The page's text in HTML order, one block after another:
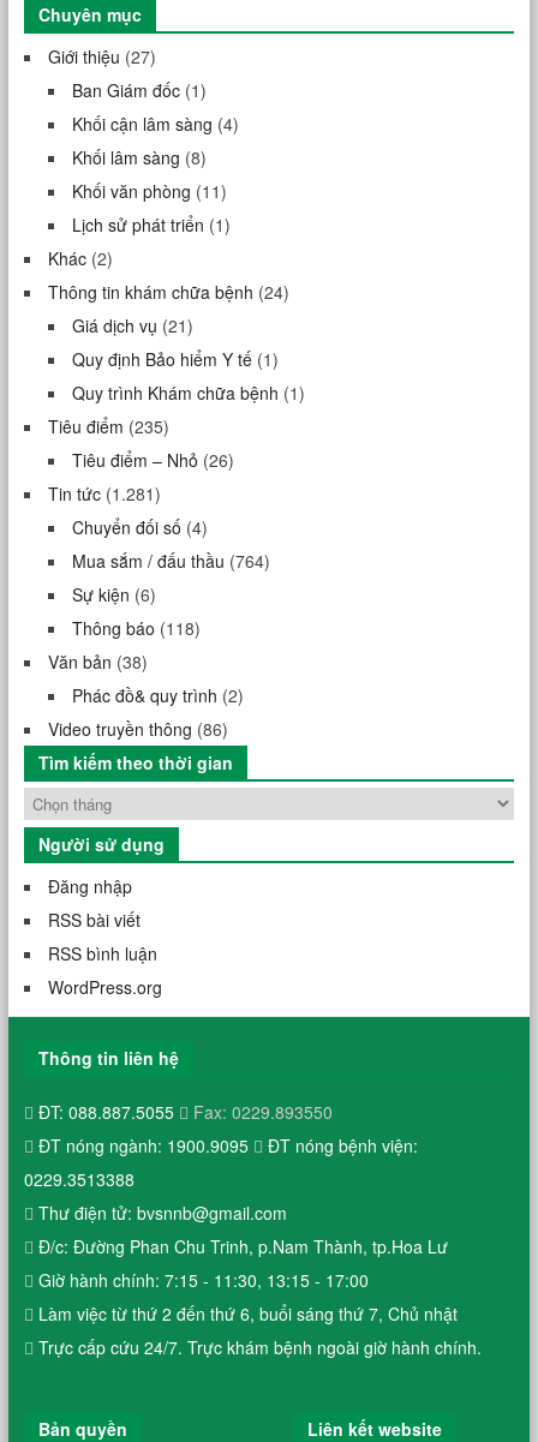
Chuyên mục
Giới thiệu (27)
Ban Giám đốc(1)
Khối cận lâm sàng (4)
Khối lâm sàng (8)
Khối văn phòng (11)
Lịch sử phát triển (1)
Khác(2)
Thông tin khám chữa bệnh (24)
Giá dịch vụ (21)
Quy định Bảo hiểm Y tế(1)
Quy trình Khám chữa bệnh (1)
Tiêu điểm (235)
Tiêu điểm – Nhỏ (26)
Tin tức(1.281)
Chuyển đối số (4)
Mua sắm / đấu thầu (764)
Sự kiện (6)
Thông báo (118)
Văn bản (38)
Phác đồ& quy trình (2)
Video truyền thông (86)
Tìm kiếm theo thời gian
Người sử dụng
Đăng nhập
RSS bài viết
RSS bình luận
WordPress.org
Thông tin liên hệ
ĐT: 088.887.5055
Fax: 0229.893550
ĐT nóng ngành: 1900.9095
ĐT nóng bệnh viện:
0229.3513388
Thư điện tử: bvsnnb@gmail.com
Đ/c: Đường Phan Chu Trinh, p.Nam Thành, tp.Hoa Lư
Giờ hành chính: 7:15 - 11:30, 13:15 - 17:00
Làm việc từ thứ 2 đến thứ 6, buổi sáng thứ 7, Chủ nhật
Trực cấp cứu 24/7. Trực khám bệnh ngoài giờ hành chính.
Bản quyền Liên kết website